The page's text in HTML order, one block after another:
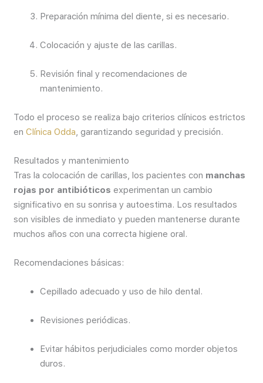
Preparación mínima del diente, si es necesario.
Colocación y ajuste de las carillas.
Revisión final y recomendaciones de
mantenimiento.
Todo el proceso se realiza bajo criterios clínicos estrictos
enClínica Odda , garantizando seguridad y precisión.
Resultados y mantenimiento
Tras la colocación de carillas, los pacientes con manchas
rojas por antibióticos experimentan un cambio
significativo en su sonrisa y autoestima. Los resultados
son visibles de inmediato y pueden mantenerse durante
muchos años con una correcta higiene oral.
Recomendaciones básicas:
Cepillado adecuado y uso de hilo dental.
Revisiones periódicas.
Evitar hábitos perjudiciales como morder objetos
duros.